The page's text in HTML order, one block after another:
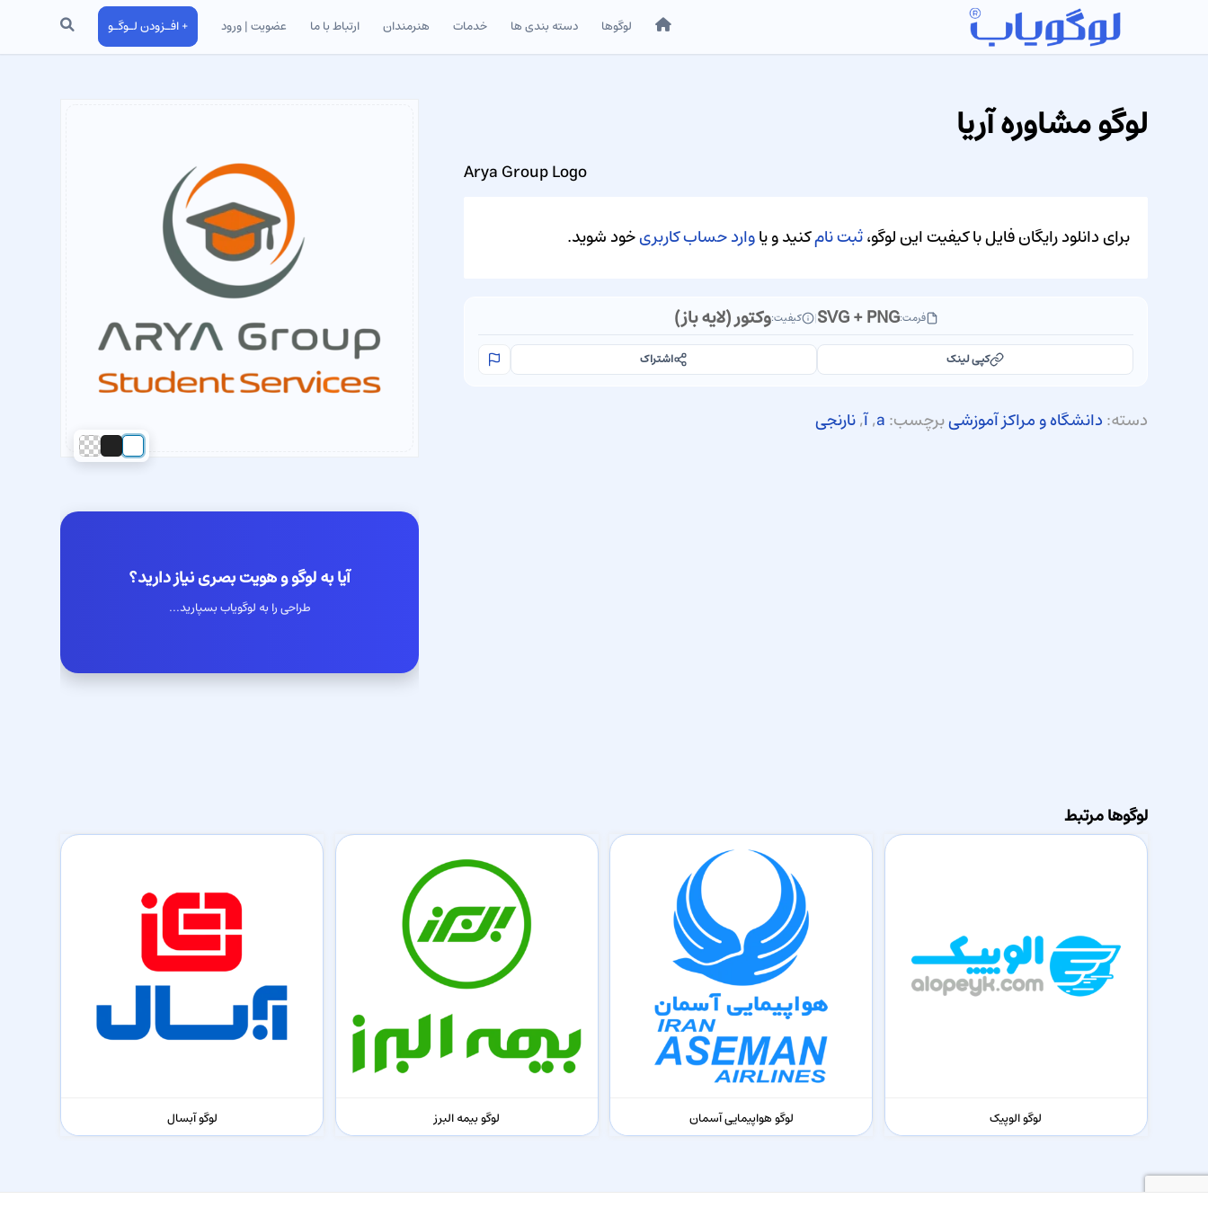
خانه لوگوها دسته بندی ها خدمات هنرمندان ارتباط با ما عضویت | ورود + افـزودن لـوگـو جستجو
آیا به لوگو و هویت بصری نیاز دارید؟
طراحی را به لوگویاب بسپارید...
لوگو مشاوره آریا
Arya Group Logo
برای دانلود رایگان فایل با کیفیت این لوگو،ثبت نامکنید و یاوارد حساب کاربریخود شوید.
فرمت:SVG + PNG
| کیفیت:وکتور (لایه باز)
کپی لینک اشتراک
دسته:دانشگاه و مراکز آموزشیبرچسب:a
,آ,نارنجی
لوگوها مرتبط
لوگو الوپیک لوگو هواپیمایی آسمان لوگو بیمه البرز لوگو آبسال